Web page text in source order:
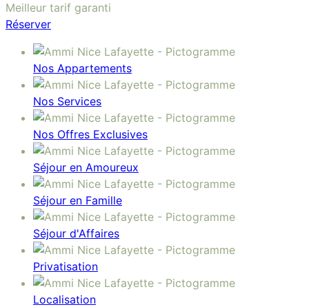
Meilleur tarif garanti
Réserver
Nos Appartements
Nos Services
Nos Offres Exclusives
Séjour en Amoureux
Séjour en Famille
Séjour d'Affaires
Privatisation
Localisation